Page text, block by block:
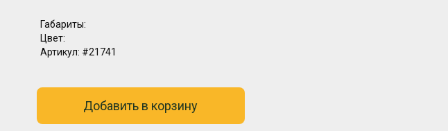
Габариты:
Цвет:
Артикул: #21741
Добавить в корзину